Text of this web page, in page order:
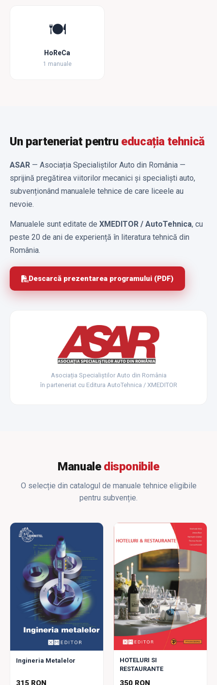
🍽️
HoReCa
1 manuale
Un parteneriat pentru educația tehnică
ASAR — Asociația Specialiștilor Auto din România —
sprijină pregătirea viitorilor mecanici și specialiști auto,
subvenționând manualele tehnice de care liceele au
nevoie.
Manualele sunt editate de XMEDITOR / AutoTehnica, cu
peste 20 de ani de experiență în literatura tehnică din
România.
Descarcă prezentarea programului (PDF)
Asociația Specialiștilor Auto din România
în parteneriat cu Editura AutoTehnica / XMEDITOR
Manuale disponibile
O selecție din catalogul de manuale tehnice eligibile
pentru subvenție.
Ingineria Metalelor
315 RON
HOTELURI SI
RESTAURANTE
350 RON